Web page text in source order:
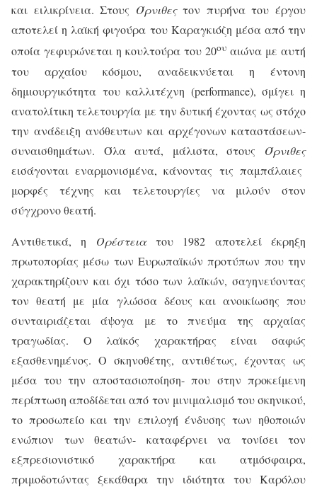
και ειλικρίνεια. Στους Όρνιθες τον πυρήνα του έργου
αποτελεί η λαϊκή φιγούρα του Καραγκιόζη μέσα από την
οποία γεφυρώνεται η κουλτούρα του 20ου αιώνα με αυτή
του αρχαίου κόσμου, αναδεικνύεται η έντονη
δημιουργικότητα του καλλιτέχνη (performance), σμίγει η
ανατολίτικη τελετουργία με την δυτική έχοντας ως στόχο
την ανάδειξη ανόθευτων και αρχέγονων καταστάσεων-
συναισθημάτων. Όλα αυτά, μάλιστα, στους Όρνιθες
εισάγονται εναρμονισμένα, κάνοντας τις παμπάλαιες
μορφές τέχνης και τελετουργίες να μιλούν στον
σύγχρονο θεατή.
Αντιθετικά, η Ορέστειατου 1982 αποτελεί έκρηξη
πρωτοπορίας μέσω των Ευρωπαϊκών προτύπων που την
χαρακτηρίζουν και όχι τόσο των λαϊκών, σαγηνεύοντας
τον θεατή με μία γλώσσα δέους και ανοικίωσης που
συνταιριάζεται άψογα με το πνεύμα της αρχαίας
τραγωδίας. Ο λαϊκός χαρακτήρας είναι σαφώς
εξασθενημένος. Ο σκηνοθέτης, αντιθέτως, έχοντας ως
μέσα του την αποστασιοποίηση- που στην προκείμενη
περίπτωση αποδίδεται από τον μινιμαλισμό του σκηνικού,
το προσωπείο και την επιλογή ένδυσης των ηθοποιών
ενώπιον των θεατών- καταφέρνει να τονίσει τον
εξπρεσιονιστικό χαρακτήρα και ατμόσφαιρα,
πριμοδοτώντας ξεκάθαρα την ιδιότητα του Καρόλου